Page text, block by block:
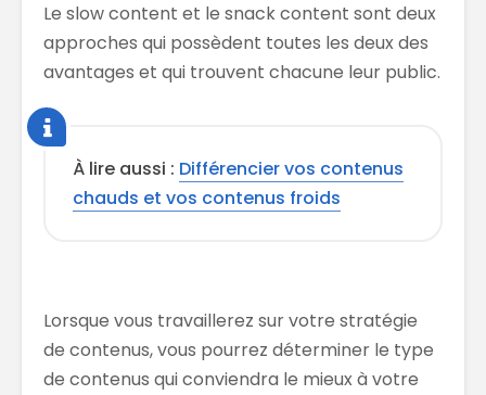
Le slow content et le snack content sont deux
approches qui possèdent toutes les deux des
avantages et qui trouvent chacune leur public.
À lire aussi : Différencier vos contenus
chauds et vos contenus froids
Lorsque vous travaillerez sur votre stratégie
de contenus, vous pourrez déterminer le type
de contenus qui conviendra le mieux à votre